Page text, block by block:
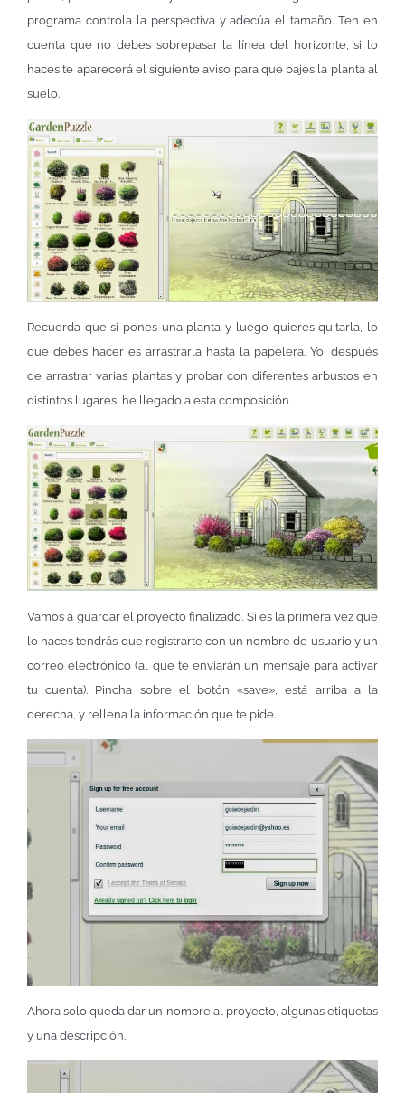
programa controla la perspectiva y adecúa el tamaño. Ten en
cuenta que no debes sobrepasar la línea del horizonte, si lo
haces te aparecerá el siguiente aviso para que bajes la planta al
suelo.
Recuerda que si pones una planta y luego quieres quitarla, lo
que debes hacer es arrastrarla hasta la papelera. Yo, después
de arrastrar varias plantas y probar con diferentes arbustos en
distintos lugares, he llegado a esta composición.
Vamos a guardar el proyecto finalizado. Si es la primera vez que
lo haces tendrás que registrarte con un nombre de usuario y un
correo electrónico (al que te enviarán un mensaje para activar
tu cuenta). Pincha sobre el botón «save», está arriba a la
derecha, y rellena la información que te pide.
Ahora solo queda dar un nombre al proyecto, algunas etiquetas
y una descripción.